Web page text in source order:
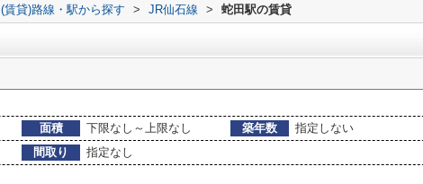
(賃貸)路線・駅から探す > JR仙石線 > 蛇田駅の賃貸
面積 下限なし～上限なし 築年数
指定しない
間取り
指定なし